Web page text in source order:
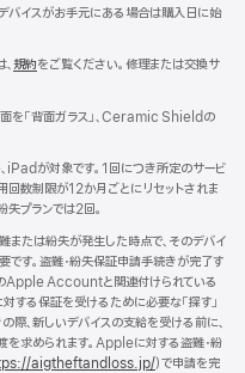
バイスがお手元にある場合は購入日に始
規約（新
イ
ド
ウ
で
き
ま
す）
をご覧ください。修理または交換サ
「背面ガラス」、Ceramic Shieldの
が対象です。1回につき所定のサービ
回数制限が12か月ごとにリセットされま
プランでは2回。
または紛失が発生した時点で、そのデバイ
です。盗難・紛失保証申請手続きが完了す
のApple Accountと関連付けられている
する保証を受けるために必要な「探す」
際、新しいデバイスの支給を受ける前に、
を求められます。Appleに対する盗難・紛
aigtheftandloss.jp/）で申請を完